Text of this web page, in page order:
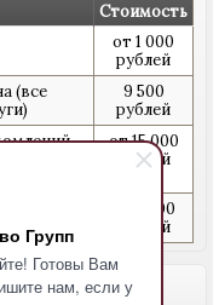
Групп
Готовы Вам
нам, если у
Стоимость
от 1 000
рублей
(все
9 500
рублей
от 15 000
рублей
от 9 500
рублей